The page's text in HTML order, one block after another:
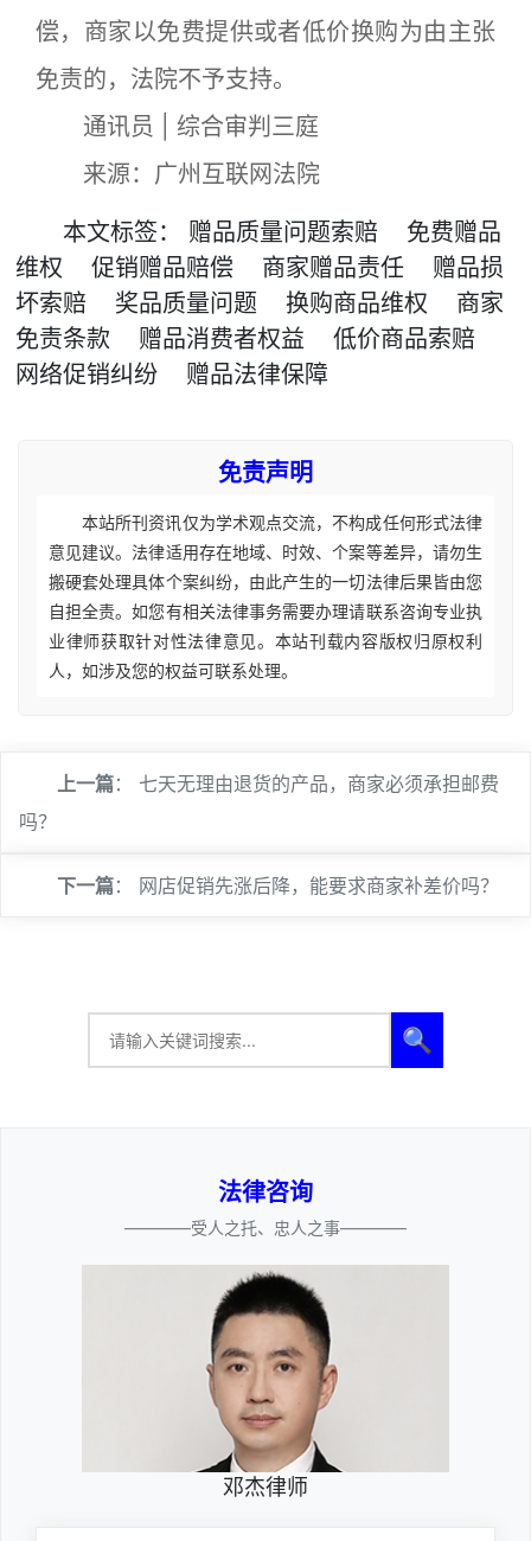
偿，商家以免费提供或者低价换购为由主张
免责的，法院不予支持。
通讯员 | 综合审判三庭
来源：广州互联网法院
本文标签： 赠品质量问题索赔
免费赠品
维权
促销赠品赔偿 商家赠品责任
赠品损
坏索赔
奖品质量问题 换购商品维权
商家
免责条款
赠品消费者权益
低价商品索赔
网络促销纠纷
赠品法律保障
免责声明
本站所刊资讯仅为学术观点交流，不构成任何形式法律
意见建议。法律适用存在地域、时效、个案等差异，请勿生
搬硬套处理具体个案纠纷，由此产生的一切法律后果皆由您
自担全责。如您有相关法律事务需要办理请联系咨询专业执
业律师获取针对性法律意见。本站刊载内容版权归原权利
人，如涉及您的权益可联系处理。
上一篇： 七天无理由退货的产品，商家必须承担邮费
吗？
下一篇： 网店促销先涨后降，能要求商家补差价吗？
🔍
法律咨询
————受人之托、忠人之事————
邓杰律师